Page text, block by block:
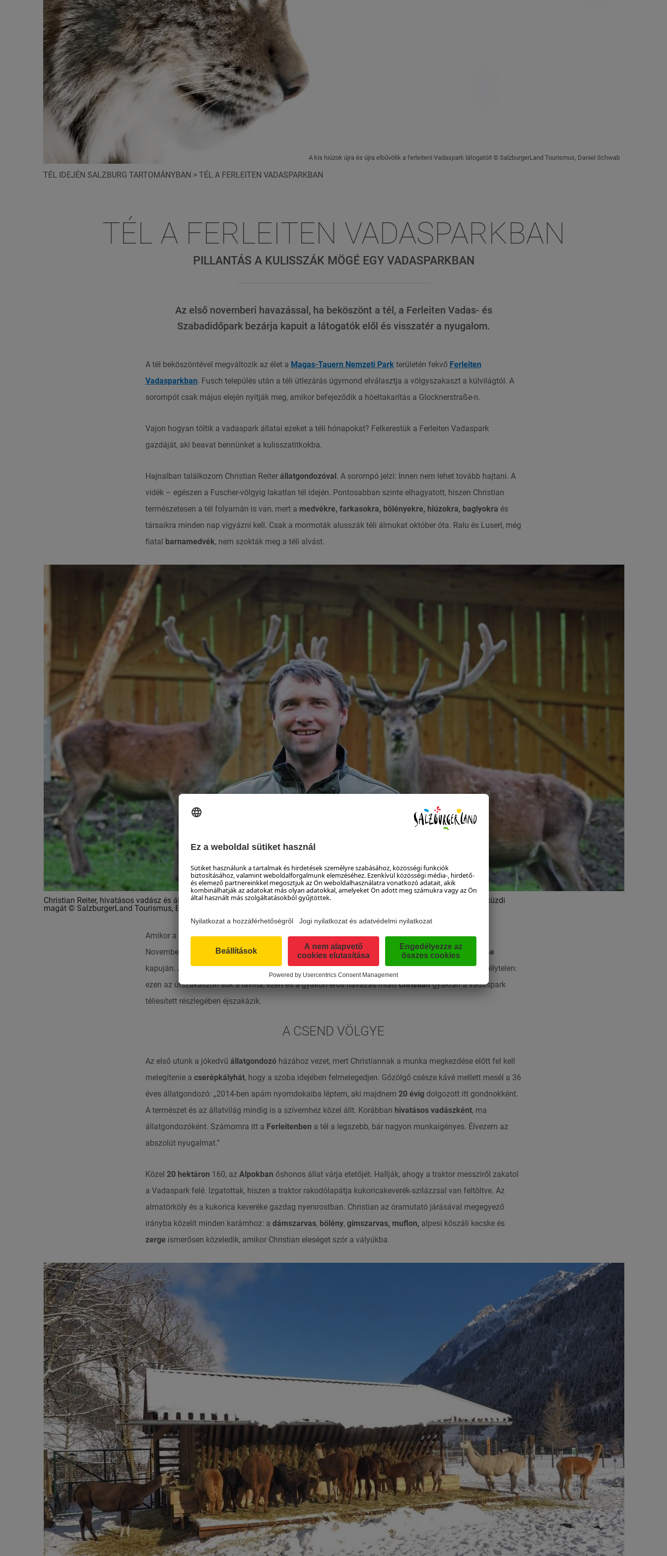
A kis hiúzok újra és újra elbűvölik a ferleiteni Vadaspark látogatóit © SalzburgerLand Tourismus, Daniel Schwab
TÉL IDEJÉN SALZBURG TARTOMÁNYBAN > TÉL A FERLEITEN VADASPARKBAN
TÉL A FERLEITEN VADASPARKBAN
PILLANTÁS A KULISSZÁK MÖGÉ EGY VADASPARKBAN
Az első novemberi havazással, ha beköszönt a tél, a Ferleiten Vadas- és
Szabadidőpark bezárja kapuit a látogatók elől és visszatér a nyugalom.
A tél beköszöntével megváltozik az élet a Magas-Tauern Nemzeti Parkterületén fekvő Ferleiten
Vadasparkban. Fusch település után a téli útlezárás úgymond elválasztja a völgyszakaszt a külvilágtól. A
sorompót csak május elején nyitják meg, amikor befejeződik a hóeltakarítás a Glocknerstraße-n.
Vajon hogyan töltik a vadaspark állatai ezeket a téli hónapokat? Felkerestük a Ferleiten Vadaspark
gazdáját, aki beavat bennünket a kulisszatitkokba.
Hajnalban találkozom Christian Reiter állatgondozóval. A sorompó jelzi: Innen nem lehet tovább hajtani. A
vidék – egészen a Fuscher-völgyig lakatlan tél idején. Pontosabban szinte elhagyatott, hiszen Christian
természetesen a tél folyamán is van, mert a medvékre, farkasokra, bölényekre, hiúzokra, baglyokra és
társaikra minden nap vigyázni kell. Csak a mormoták alusszák téli álmukat október óta. Ralu és Luserl, még
fiatal barnamedvék, nem szokták meg a téli alvást.
Christian Reiter, hivatásos vadász és állatgondozó novembertől májusig az egyetlen kétlábú, aki a Grocknerstraße kapujánál átküzdi
magát © SalzburgerLand Tourismus, Edith Danzer
Amikor a hivatásos vadászés állatgondozó „az ő” állatairól kezd beszélni, mosoly ül az arcára.
Novembertől májusig általában ő az egyetlen kétlábú, aki gyakran küzdi át magát aGlocknerstraße
kapuján. A tél közepén a vadaspark csakskidoo-val érhető el. A napi ideutazás számára nem veszélytelen:
ezen az útszakaszon sok a lavina, ezért és a gyakori erős havazás miattChristiangyakran a vadaspark
téliesített részlegében éjszakázik.
A CSEND VÖLGYE
Az első utunk a jókedvű állatgondozóházához vezet, mert Christiannak a munka megkezdése előtt fel kell
melegítenie a cserépkályhát, hogy a szoba idejében felmelegedjen. Gőzölgő csésze kávé mellett mesél a 36
éves állatgondozó: „2014-ben apám nyomdokaiba léptem, aki majdnem 20 évig dolgozott itt gondnokként.
A természet és az állatvilág mindig is a szívemhez közel állt. Korábban hivatásos vadászként, ma
állatgondozóként. Számomra itt a Ferleitenben a tél a legszebb, bár nagyon munkaigényes. Élvezem az
abszolút nyugalmat.”
Közel 20 hektáron 160, az Alpokban őshonos állat várja etetőjét. Hallják, ahogy a traktor messziről zakatol
a Vadaspark felé. Izgatottak, hiszen a traktor rakodólapátja kukoricakeverék-szilázzsal van feltöltve. Az
almatörköly és a kukorica keveréke gazdag nyersrostban. Christian az óramutató járásával megegyező
irányba közelít minden karámhoz: a dámszarvas, bölény, gímszarvas, muflon, alpesi kőszáli kecske és
zerge ismerősen közeledik, amikor Christian eleséget szór a vályúkba.